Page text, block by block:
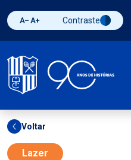
Diminuir fonte
Aumentar fonteAlternar contraste
Contraste
Voltar
Lazer